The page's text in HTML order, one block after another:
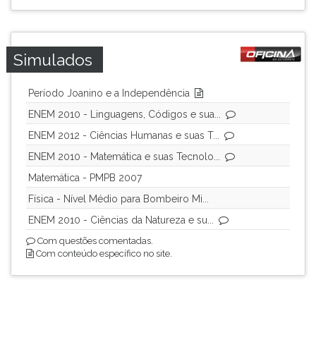
Simulados
Período Joanino e a Independência
ENEM 2010 - Linguagens, Códigos e sua...
ENEM 2012 - Ciências Humanas e suas T...
ENEM 2010 - Matemática e suas Tecnolo...
Matemática - PMPB 2007
Física - Nível Médio para Bombeiro Mi...
ENEM 2010 - Ciências da Natureza e su...
Com questões comentadas.
Com conteúdo específico no site.